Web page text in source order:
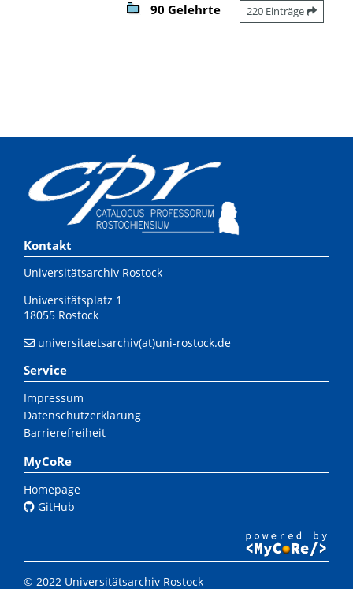
90 Gelehrte 220 Einträge
Kontakt
Universitätsarchiv Rostock
Universitätsplatz 1
18055 Rostock
universitaetsarchiv(at)uni-rostock.de
Service
Impressum
Datenschutzerklärung
Barrierefreiheit
MyCoRe
Homepage
GitHub
© 2022 Universitätsarchiv Rostock